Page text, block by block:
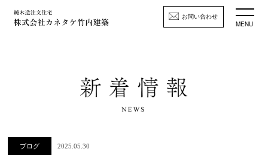
お問い合わせ
MENU
ブログ 2025.05.30